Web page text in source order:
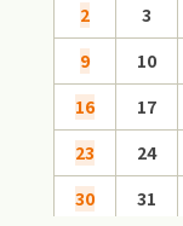
2
3
9
10
16
17
23
24
30
31